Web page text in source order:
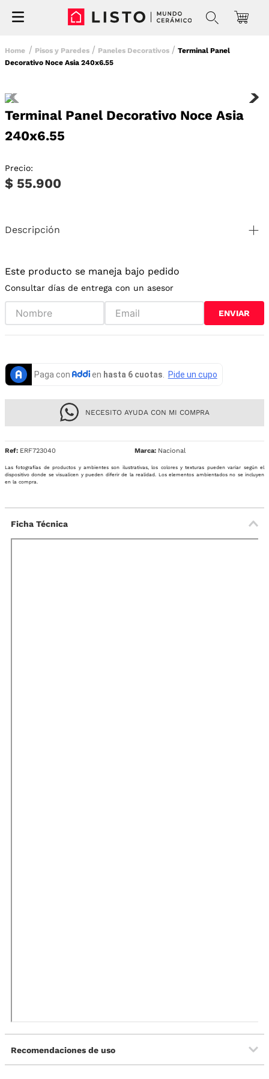
Pisos y Paredes Paneles Decorativos
Terminal Panel
Decorativo Noce Asia 240x6.55
Terminal Panel Decorativo Noce Asia
240x6.55
Precio:
$ 55.900
Descripción
Este producto se maneja bajo pedido
Consultar días de entrega con un asesor
ENVIAR
NECESITO AYUDA CON MI COMPRA
Ref: ERF723040 Nacional
Las fotografías de productos y ambientes son ilustrativas, los colores y texturas pueden variar según el
dispositivo donde se visualicen y pueden diferir de la realidad. Los elementos ambientados no se incluyen
en la compra.
Ficha Técnica
Recomendaciones de uso